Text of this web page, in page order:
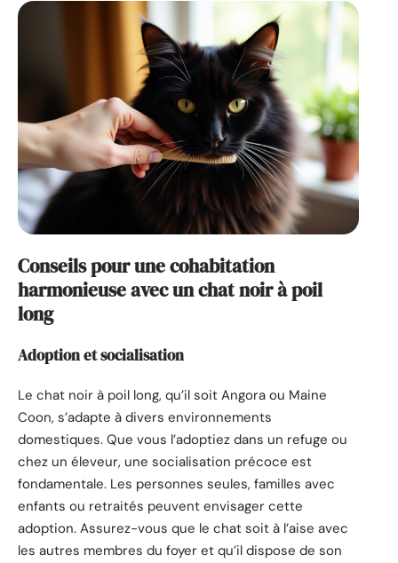
Conseils pour une cohabitation
harmonieuse avec un chat noir à poil
long
Adoption et socialisation
Le chat noir à poil long, qu’il soit Angora ou Maine
Coon, s’adapte à divers environnements
domestiques. Que vous l’adoptiez dans un refuge ou
chez un éleveur, une socialisation précoce est
fondamentale. Les personnes seules, familles avec
enfants ou retraités peuvent envisager cette
adoption. Assurez-vous que le chat soit à l’aise avec
les autres membres du foyer et qu’il dispose de son